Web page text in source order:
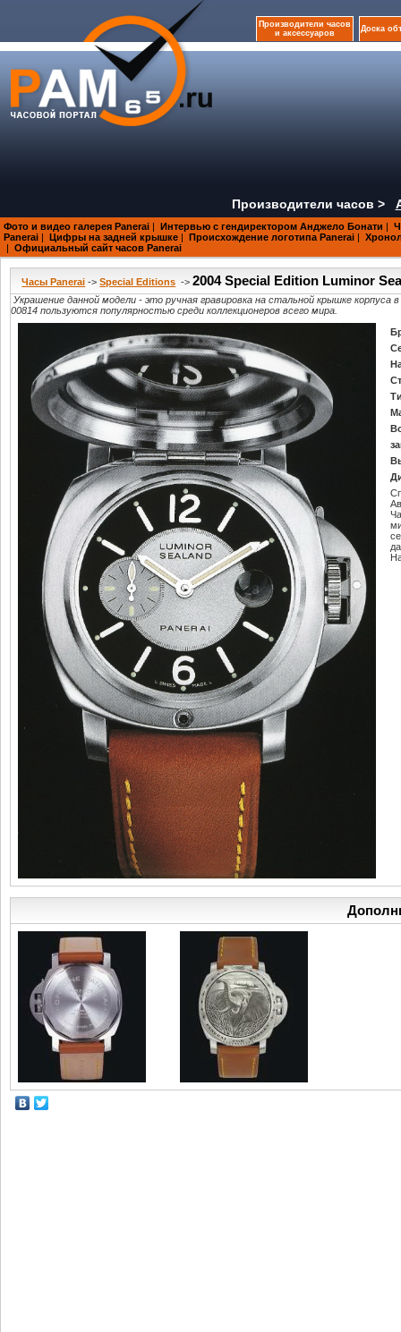
Производители часов
и аксессуаров
Доска
Производители часов >
Фото и видео галерея Panerai | Интервью с гендиректором Анджело Бонати |
Panerai | Цифры на задней крышке | Происхождение логотипа Panerai |
| Официальный сайт часов Panerai
Часы Panerai ->Special Editions ->2004 Special Edition Luminor
Украшение данной модели - это ручная гравировка на стальной крышке корпуса
00814 пользуются популярностью среди коллекционеров всего мира.